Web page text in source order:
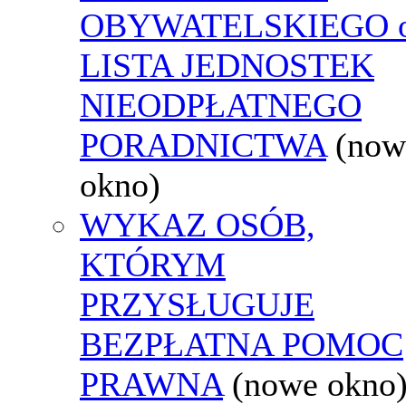
OBYWATELSKIEGO
LISTA JEDNOSTEK
NIEODPŁATNEGO
PORADNICTWA
okno)
WYKAZ OSÓB,
KTÓRYM
PRZYSŁUGUJE
BEZPŁATNA POMOC
PRAWNA (nowe